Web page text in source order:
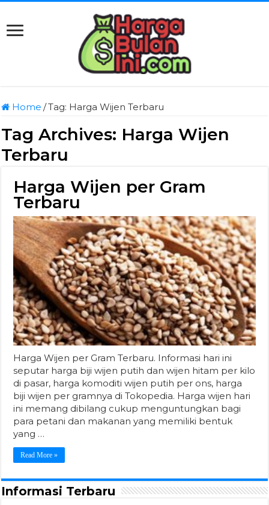
Home /Tag: Harga Wijen Terbaru
Tag Archives: Harga Wijen
Terbaru
Harga Wijen per Gram
Terbaru
Harga Wijen per Gram Terbaru. Informasi hari ini
seputar harga biji wijen putih dan wijen hitam per kilo
di pasar, harga komoditi wijen putih per ons, harga
biji wijen per gramnya di Tokopedia. Harga wijen hari
ini memang dibilang cukup menguntungkan bagi
para petani dan makanan yang memiliki bentuk
yang …
Read More »
Informasi Terbaru